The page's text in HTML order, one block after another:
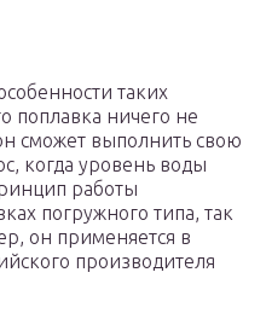
таких
поплавка ничего не
сможет выполнить свою
когда уровень воды
работы
погружного типа, так
он применяется в
производителя